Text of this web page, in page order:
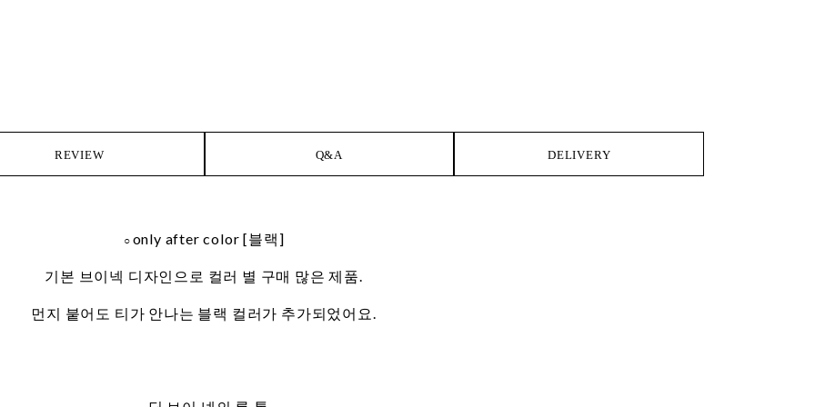
REVIEW Q&A DELIVERY
○ only after color [블랙]
기본 브이넥 디자인으로 컬러 별 구매 많은 제품.
먼지 붙어도 티가 안나는 블랙 컬러가 추가되었어요.